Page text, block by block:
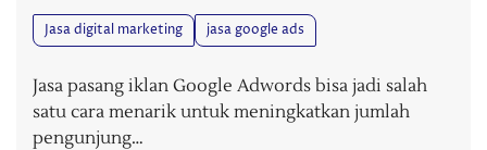
Jasa digital marketing jasa google ads
Jasa pasang iklan Google Adwords bisa jadi salah
satu cara menarik untuk meningkatkan jumlah
pengunjung…